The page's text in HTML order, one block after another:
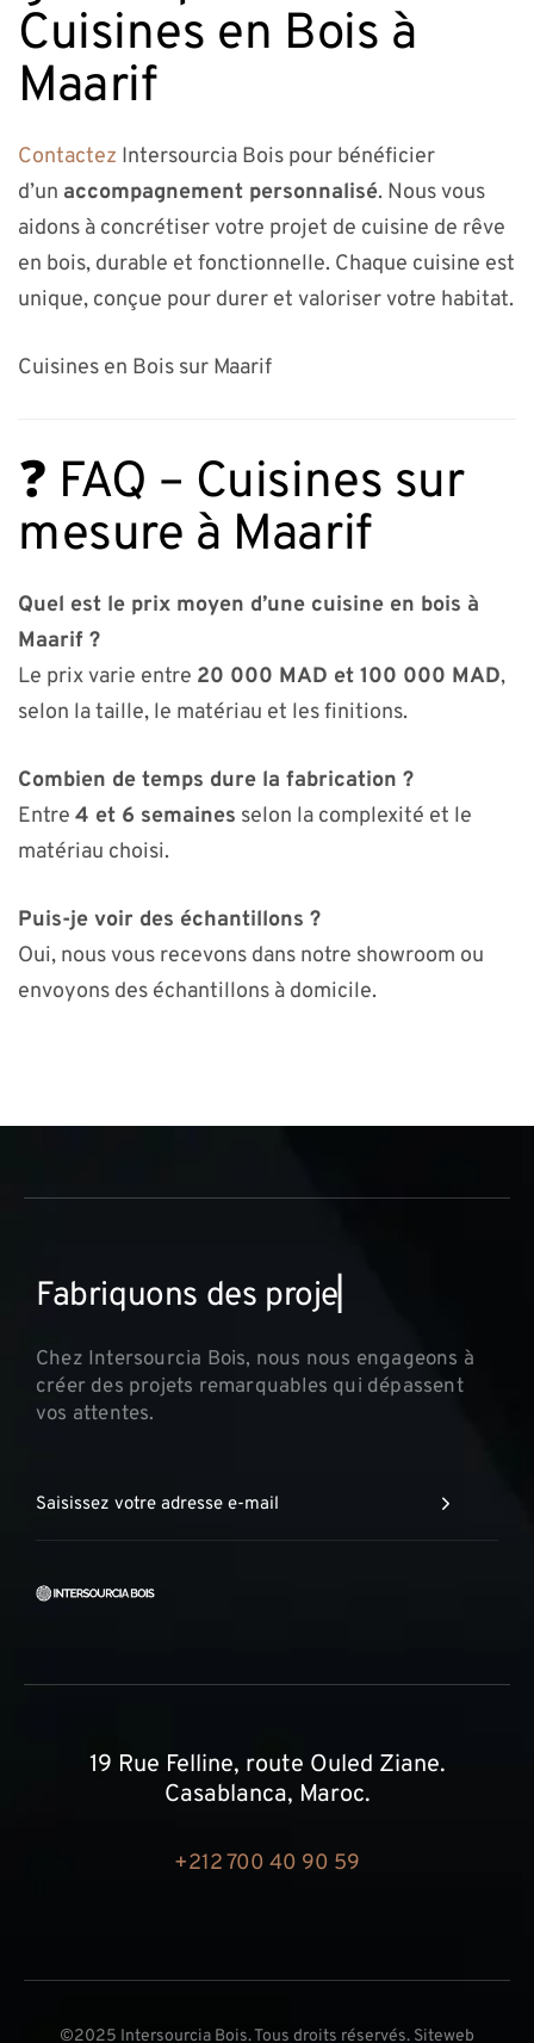
Cuisines en Bois à
Maarif
Contactez Intersourcia Bois pour bénéficier
d’un accompagnement personnalisé. Nous vous
aidons à concrétiser votre projet de cuisine de rêve
en bois, durable et fonctionnelle. Chaque cuisine est
unique, conçue pour durer et valoriser votre habitat.
Cuisines en Bois sur Maarif
❓ FAQ – Cuisines sur
mesure à Maarif
Quel est le prix moyen d’une cuisine en bois à
Maarif ?
Le prix varie entre 20 000 MAD et 100 000 MAD,
selon la taille, le matériau et les finitions.
Combien de temps dure la fabrication ?
Entre 4 et 6 semaines selon la complexité et le
matériau choisi.
Puis-je voir des échantillons ?
Oui, nous vous recevons dans notre showroom ou
envoyons des échantillons à domicile.
Fabriquons des proje
Chez Intersourcia Bois, nous nous engageons à
créer des projets remarquables qui dépassent
vos attentes.
19 Rue Felline, route Ouled Ziane.
Casablanca, Maroc.
+212 700 40 90 59
©2025 Intersourcia Bois. Tous droits réservés. Siteweb